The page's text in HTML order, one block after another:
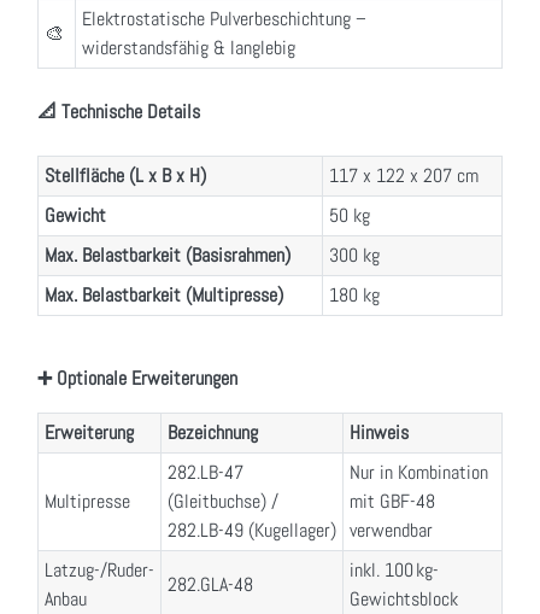
🎨
Elektrostatische Pulverbeschichtung –
widerstandsfähig & langlebig
📐 Technische Details
Stellfläche (L x B x H)
117 x 122 x 207 cm
Gewicht
50 kg
Max. Belastbarkeit (Basisrahmen)
300 kg
Max. Belastbarkeit (Multipresse)
180 kg
➕ Optionale Erweiterungen
Erweiterung Bezeichnung Hinweis
Multipresse
282.LB-47
(Gleitbuchse) /
282.LB-49 (Kugellager)
Nur in Kombination
mit GBF-48
verwendbar
Latzug-/Ruder-
Anbau
282.GLA-48
inkl. 100 kg-
Gewichtsblock